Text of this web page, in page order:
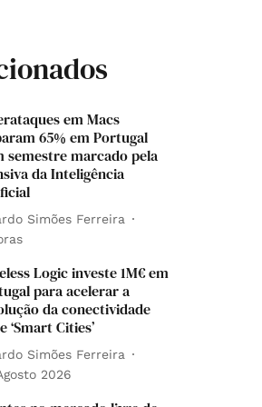
em Macs
65% em Portugal
semestre marcado pela
da Inteligência
Simões Ferreira
Logic investe 1M€ em
para acelerar a
da conectividade
‘Smart Cities’
Simões Ferreira
2026